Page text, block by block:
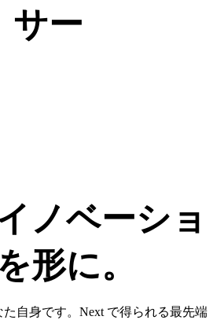
サー
ノベーショ
形に。​
自身です。Next で得られる最先端